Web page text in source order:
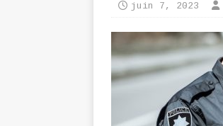
juin 7, 2023